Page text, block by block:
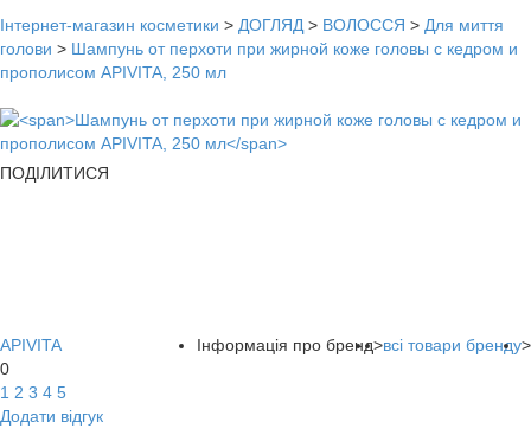
Інтернет-магазин косметики > ДОГЛЯД > ВОЛОССЯ > Для миття
голови > Шампунь от перхоти при жирной коже головы с кедром и
прополисом APIVITA, 250 мл
ПОДІЛИТИСЯ
Інформація про бренд>всі товари бренду>
APIVITA
0
1 2 3 4 5
Додати відгук